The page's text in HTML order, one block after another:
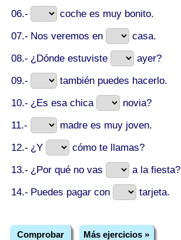
06.-
coche es muy bonito.
07.- Nos veremos en
casa.
08.- ¿Dónde estuviste
ayer?
09.-
también puedes hacerlo.
10.- ¿Es esa chica
novia?
11.-
madre es muy joven.
12.- ¿Y
cómo te llamas?
13.- ¿Por qué no vas
a la fiesta?
14.- Puedes pagar con tarjeta.
Comprobar Más ejercicios »